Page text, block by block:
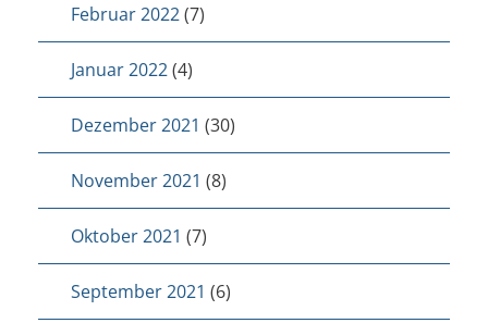
Februar 2022(7)
Januar 2022(4)
Dezember 2021 (30)
November 2021 (8)
Oktober 2021 (7)
September 2021 (6)